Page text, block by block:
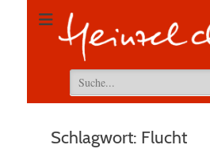
Suchen
nach:
Schlagwort: Flucht